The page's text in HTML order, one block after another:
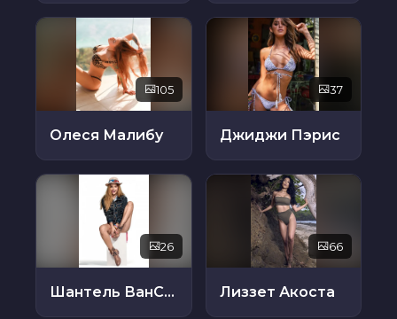
105
Олеся Малибу
37
Джиджи Пэрис
26
Шантель ВанСантен
66
Лиззет Акоста